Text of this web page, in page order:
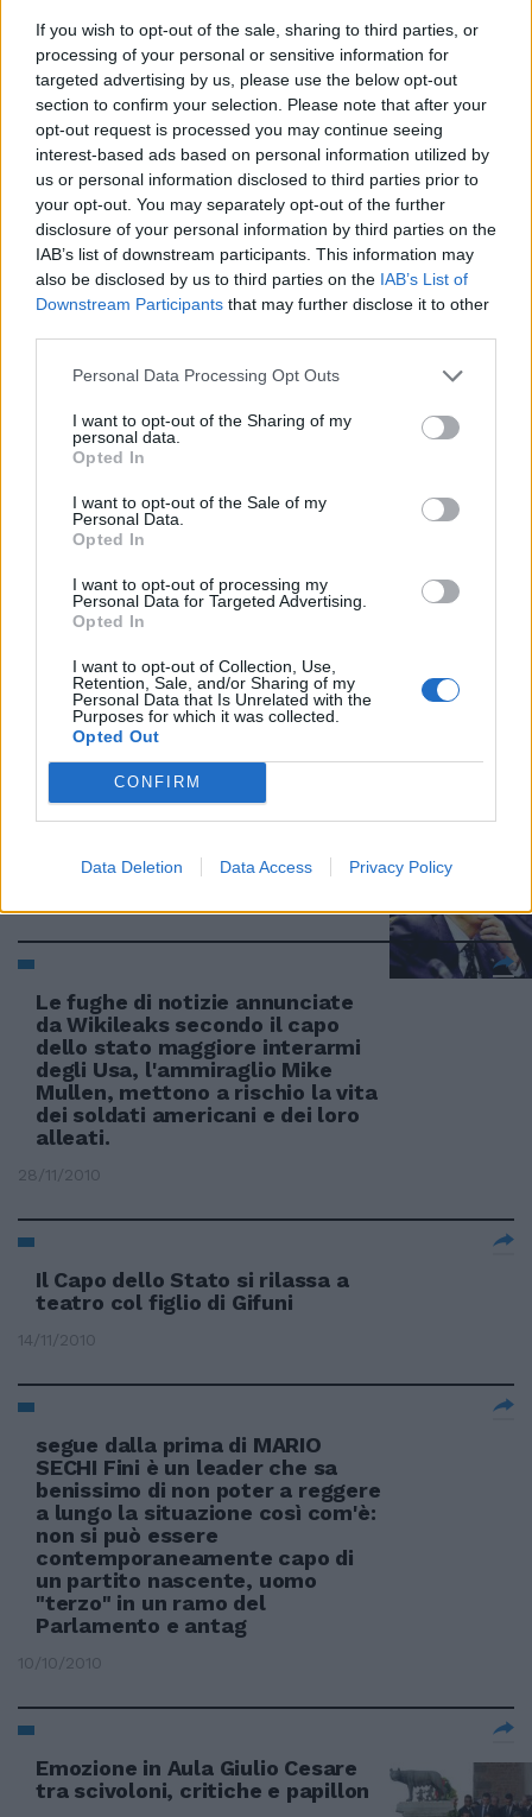
If you wish to opt-out of the sale, sharing to third parties, or
processing of your personal or sensitive information for
targeted advertising by us, please use the below opt-out
section to confirm your selection. Please note that after your
opt-out request is processed you may continue seeing
interest-based ads based on personal information utilized by
us or personal information disclosed to third parties prior to
your opt-out. You may separately opt-out of the further
disclosure of your personal information by third parties on the
IAB’s list of downstream participants. This information may
also be disclosed by us to third parties on the IAB’s List of
Downstream Participants that may further disclose it to other
Personal Data Processing Opt Outs
I want to opt-out of the Sharing of my
personal data.
Opted In
I want to opt-out of the Sale of my
Personal Data.
Opted In
I want to opt-out of processing my
Personal Data for Targeted Advertising.
Opted In
I want to opt-out of Collection, Use,
Retention, Sale, and/or Sharing of my
Personal Data that Is Unrelated with the
Purposes for which it was collected.
Opted Out
CONFIRM
Data Deletion Data Access Privacy Policy
Tiburtina che produce poltrone.
06/02/2011
Cesaria Evora "&" (Rca) È la Billie
Holiday africana, l'Edith Piaf di
Capo Verde.
23/01/2011
Processo al capo della setta Re
Maya rinviato a febbraio
23/01/2011
Lo scarso coraggio che
scontenta tutti
16/01/2011
Atac cambia volto: tutte le aree
aziendali fanno capo a Basile
Un Napolitano buono per tutti
Le fughe di notizie annunciate
da Wikileaks secondo il capo
dello stato maggiore interarmi
degli Usa, l'ammiraglio Mike
Mullen, mettono a rischio la vita
dei soldati americani e dei loro
alleati.
28/11/2010
Il Capo dello Stato si rilassa a
teatro col figlio di Gifuni
14/11/2010
segue dalla prima di MARIO
SECHI Fini è un leader che sa
benissimo di non poter a reggere
a lungo la situazione così com'è:
non si può essere
contemporaneamente capo di
un partito nascente, uomo
"terzo" in un ramo del
Parlamento e antag
10/10/2010
Emozione in Aula Giulio Cesare
tra scivoloni, critiche e papillon